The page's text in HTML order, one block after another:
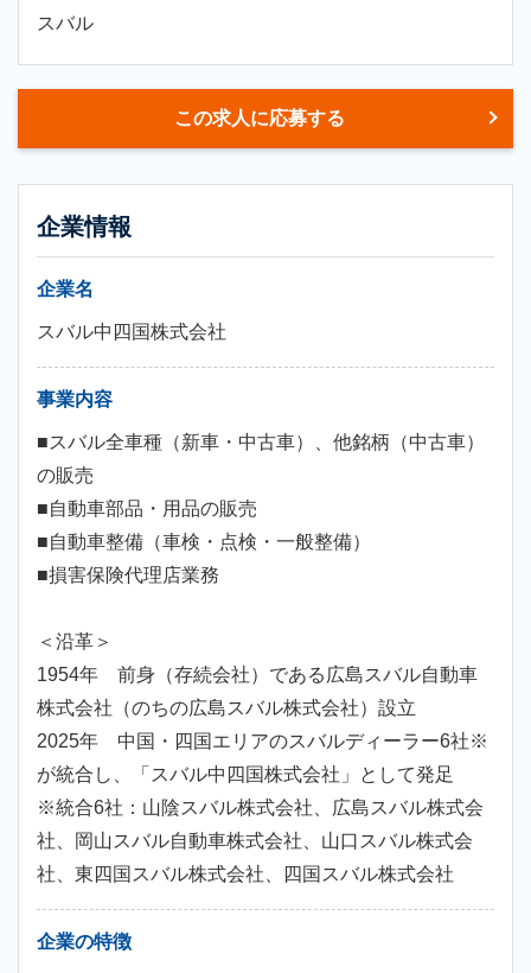
スバル
この求人に応募する
企業情報
企業名
スバル中四国株式会社
事業内容
■スバル全車種（新車・中古車）、他銘柄（中古車）
の販売
■自動車部品・用品の販売
■自動車整備（車検・点検・一般整備）
■損害保険代理店業務
＜沿革＞
1954年 前身（存続会社）である広島スバル自動車
株式会社（のちの広島スバル株式会社）設立
2025年 中国・四国エリアのスバルディーラー6社※
が統合し、「スバル中四国株式会社」として発足
※統合6社：山陰スバル株式会社、広島スバル株式会
社、岡山スバル自動車株式会社、山口スバル株式会
社、東四国スバル株式会社、四国スバル株式会社
企業の特徴